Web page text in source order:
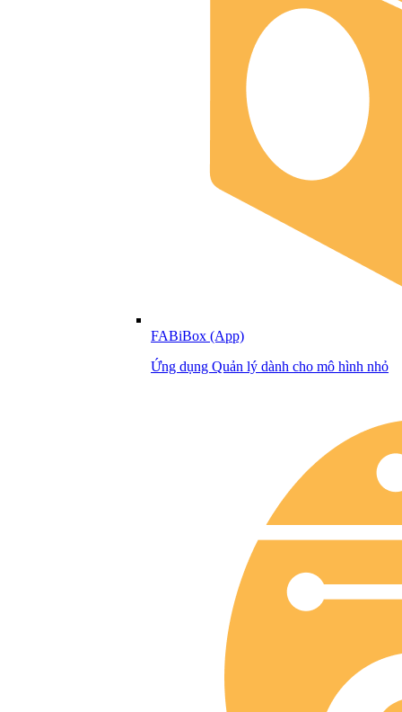
FABiBox (App)
Ứng dụng Quản lý dành cho mô hình nhỏ